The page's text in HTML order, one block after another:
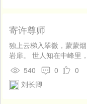
寄许尊师
独上云梯入翠微，蒙蒙
岩扉。 世人知在中峰里
青山恨不归。
540 0
0
刘长卿